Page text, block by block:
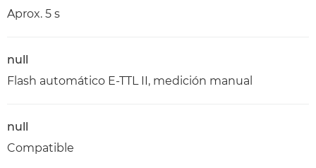
Aprox. 5 s
null
Flash automático E-TTL II, medición manual
null
Compatible